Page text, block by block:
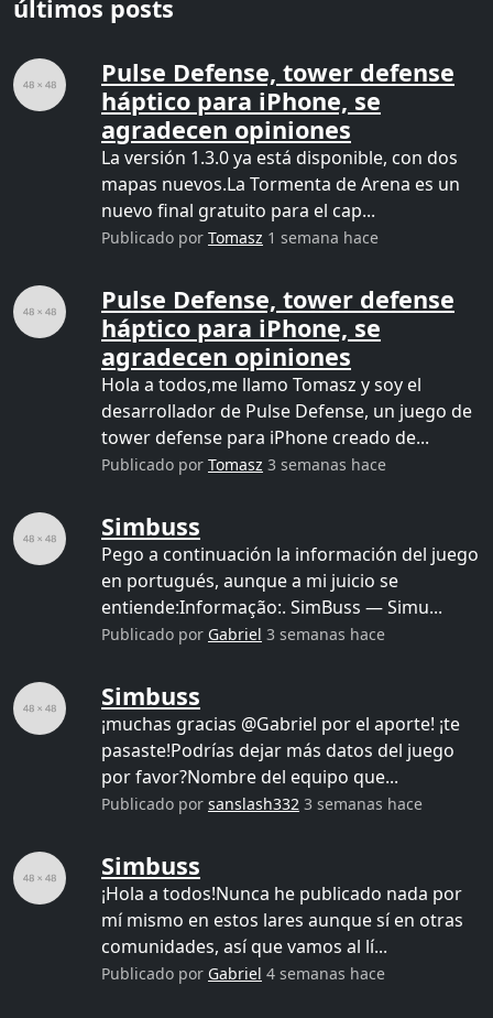
últimos posts
Pulse Defense, tower defense
háptico para iPhone, se
agradecen opiniones
La versión 1.3.0 ya está disponible, con dos
mapas nuevos.La Tormenta de Arena es un
nuevo final gratuito para el cap...
Publicado por Tomasz 1 semana hace
Pulse Defense, tower defense
háptico para iPhone, se
agradecen opiniones
Hola a todos,me llamo Tomasz y soy el
desarrollador de Pulse Defense, un juego de
tower defense para iPhone creado de...
Publicado por Tomasz 3 semanas hace
Simbuss
Pego a continuación la información del juego
en portugués, aunque a mi juicio se
entiende:Informação:. SimBuss — Simu...
Publicado por Gabriel 3 semanas hace
Simbuss
¡muchas gracias @Gabriel por el aporte! ¡te
pasaste!Podrías dejar más datos del juego
por favor?Nombre del equipo que...
Publicado por sanslash332 3 semanas hace
Simbuss
¡Hola a todos!Nunca he publicado nada por
mí mismo en estos lares aunque sí en otras
comunidades, así que vamos al lí...
Publicado por Gabriel 4 semanas hace